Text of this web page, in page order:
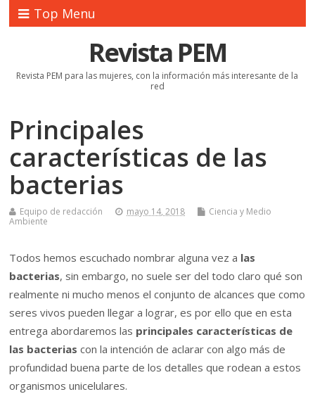
Top Menu
Revista PEM
Revista PEM para las mujeres, con la información más interesante de la
red
Principales
características de las
bacterias
Equipo de redacción mayo 14, 2018
Ciencia y Medio
Ambiente
Todos hemos escuchado nombrar alguna vez a las
bacterias, sin embargo, no suele ser del todo claro qué son
realmente ni mucho menos el conjunto de alcances que como
seres vivos pueden llegar a lograr, es por ello que en esta
entrega abordaremos las principales características de
las bacteriascon la intención de aclarar con algo más de
profundidad buena parte de los detalles que rodean a estos
organismos unicelulares.